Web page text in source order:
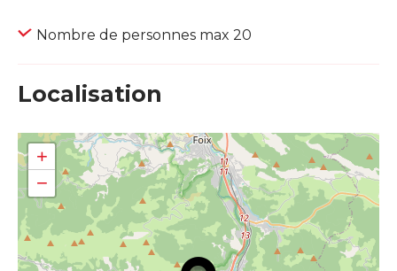
Nombre de personnes max 20
Localisation
+
−